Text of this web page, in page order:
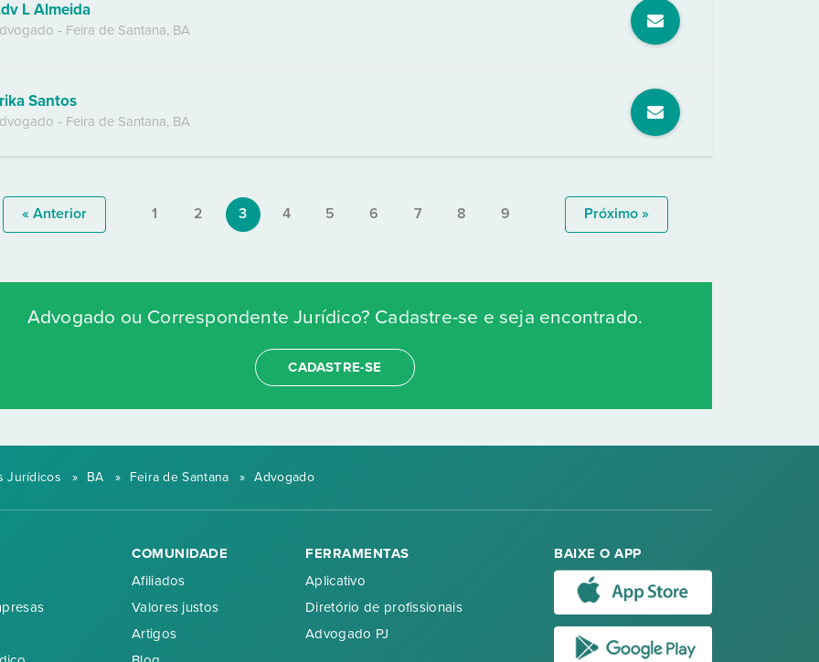
L Almeida
- Feira de Santana, BA
Santos
- Feira de Santana, BA
« Anterior 1 2 3 4 5 6 7 8 9 Próximo »
Advogado ou Correspondente Jurídico? Cadastre-se e seja encontrado.
CADASTRE-SE
Jurídicos » BA » Feira de Santana » Advogado
COMUNIDADE
Afiliados
Valores justos
Artigos
FERRAMENTAS
Aplicativo
Diretório de profissionais
Advogado PJ
BAIXE O APP